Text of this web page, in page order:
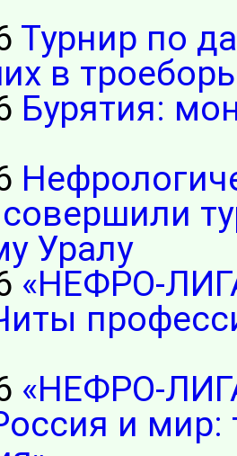
Турнир по
в
Бурятия:
Уралу
«НЕФРО-
«НЕФРО-
и мир: